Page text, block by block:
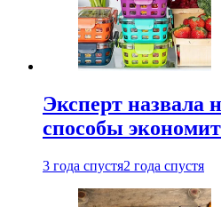
Эксперт назвала
способы
3 года спустя2 года спустя